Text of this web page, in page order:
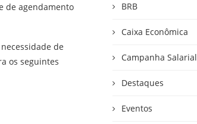
de agendamento
de
os seguintes
BRB
Caixa Econômica
Campanha Salarial
Destaques
Eventos